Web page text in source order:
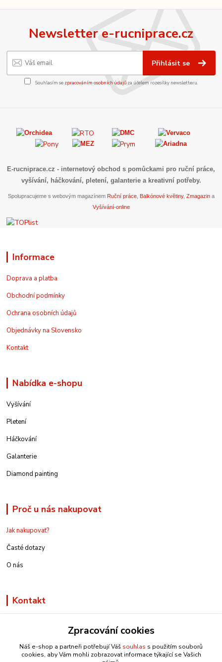
Newsletter e-rucniprace.cz
Přihlásit se
Souhlasím se zpracováním osobních údajůza účelem rozesílky newsletteru.
E-rucniprace.cz - internetový obchod s pomůckami pro ruční práce,
vyšívání, háčkování, pletení, galanterie a kreativní potřeby.
Spolupracujeme s webovým magazínem Ruční práce, Balkónové květiny, Zmagazina
Vyšívání-online
Informace
Doprava a platba
Obchodní podmínky
Ochrana osobních údajů
Objednávky na Slovensko
Kontakt
Nabídka e-shopu
Vyšívání
Pletení
Háčkování
Galanterie
Diamond painting
Proč u nás nakupovat
Jak nakupovat?
Časté dotazy
O nás
Kontakt
info@e-rucniprace.cz
Zpracování cookies
Náš e-shop a partneři potřebují Váš souhlas s použitím souborů
cookies, aby Vám mohli zobrazovat informace týkající se Vašich